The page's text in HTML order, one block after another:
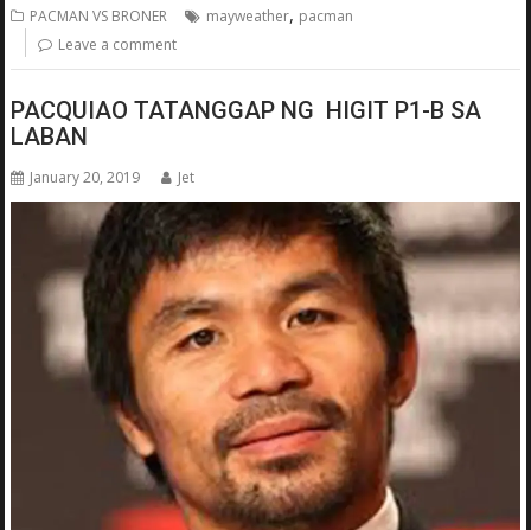
PACMAN VS BRONER mayweather, pacman
Leave a comment
PACQUIAO TATANGGAP NG HIGIT P1-B SA
LABAN
January 20, 2019 Jet